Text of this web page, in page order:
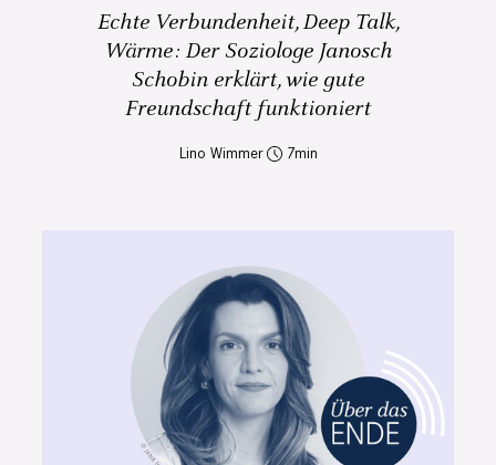
Echte Verbundenheit, Deep Talk,
Wärme: Der Soziologe Janosch
Schobin erklärt, wie gute
Freundschaft funktioniert
Lino Wimmer 7